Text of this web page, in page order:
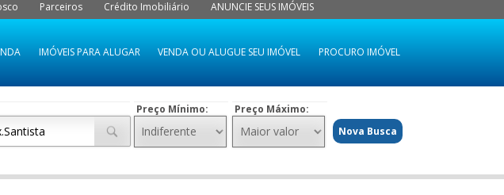
Parceiros Crédito Imobiliário ANUNCIE SEUS IMÓVEIS
PROCURO IMÓVEL
VENDA OU ALUGUE SEU IMÓVEL
IMÓVEIS PARA ALUGAR
Preço Mínimo:
Preço Máximo:
Nova Busca